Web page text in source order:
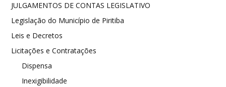
JULGAMENTOS DE CONTAS LEGISLATIVO
Legislação do Município de Piritiba
Leis e Decretos
Licitações e Contratações
Dispensa
Inexigibilidade